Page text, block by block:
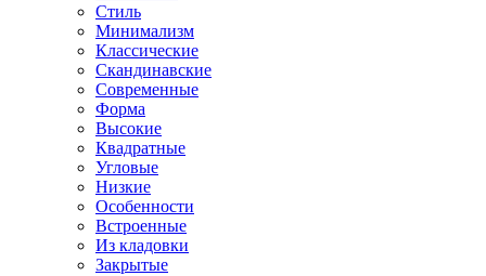
Стиль
Минимализм
Классические
Скандинавские
Современные
Форма
Высокие
Квадратные
Угловые
Низкие
Особенности
Встроенные
Из кладовки
Закрытые